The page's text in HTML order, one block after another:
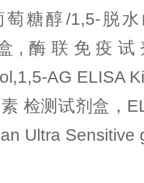
萄糖醇/1,5-脱
,酶联免疫试
AG ELISA
检测试剂盒，
Ultra Sensitive